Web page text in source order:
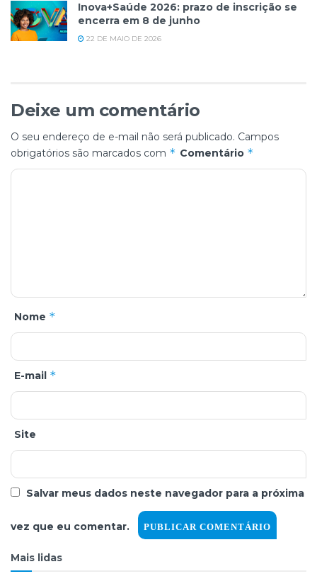
Inova+Saúde 2026: prazo de inscrição se
encerra em 8 de junho
22 DE MAIO DE 2026
Deixe um comentário
O seu endereço de e-mail não será publicado. Campos
obrigatórios são marcados com * Comentário *
Nome *
E-mail *
Site
Salvar meus dados neste navegador para a próxima
vez que eu comentar.
Mais lidas